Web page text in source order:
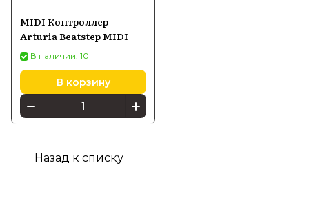
MIDI Контроллер
Arturia Beatstep MIDI
В наличии: 10
В корзину
Назад к списку